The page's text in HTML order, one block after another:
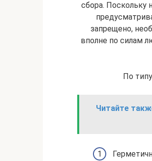
сбора. Поскольку
запрещено,
вполне по силам
По
Читайте